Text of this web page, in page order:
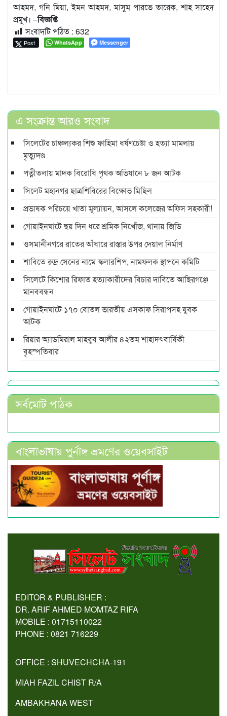
আহমদ, গনি মিয়া, ইমন আহমদ, মাসুম পারভে তারেক, শাহ সাহেদ
প্রমূখ। –বিজ্ঞপ্তি
সংবাদটি পঠিত : 632
Post WhatsApp Messenger
এ সংক্রান্ত আরও সংবাদ
সিলেটের চাঞ্চল্যকর শিশু ফাহিমা ধর্ষণচেষ্টা ও হত্যা মামলায়
মৃত্যুদণ্ড
পত্নীতলায় মাদক বিরোধি পৃথক অভিযানে ৮ জন আটক
সিলেট মহানগর ছাত্রশিবিরের বিক্ষোভ মিছিল
প্রভাষক পরিচয়ে খাতা মূল্যায়ন, আসলে কলেজের অফিস সহকারী!
গোয়াইনঘাটে ছয় দিন ধরে শ্রমিক নিখোঁজ, থানায় জিডি
ওসমানীনগরে রাতের আঁধারে রাস্তার উপর দেয়াল নির্মাণ
শাবিতে রুদ্র সেনের নামে স্কলারশিপ, নামফলক স্থাপনে কমিটি
সিলেটে কিশোর রিফাত হত্যাকারীদের বিচার দাবিতে আছিরগঞ্জে
মানববন্ধন
গোয়াইনঘাটে ১৭০ বোতল ভারতীয় এসকাফ সিরাপসহ যুবক
আটক
রিয়ার অ্যাডমিরাল মাহবুব আলীর ৪২তম শাহাদৎবার্ষিকী
বৃহস্পতিবার
সর্বমোট পাঠক
বাংলাভাষায় পুর্নাঙ্গ ভ্রমণের ওয়েবসাইট
EDITOR & PUBLISHER :
DR. ARIF AHMED MOMTAZ RIFA
MOBILE : 01715110022
PHONE : 0821 716229
OFFICE : SHUVECHCHA-191
MIAH FAZIL CHIST R/A
AMBAKHANA WEST